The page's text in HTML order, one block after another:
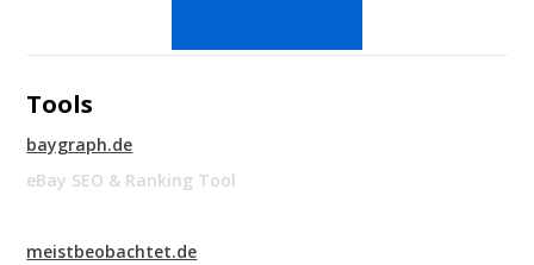
Tools
baygraph.de
eBay SEO & Ranking Tool
meistbeobachtet.de